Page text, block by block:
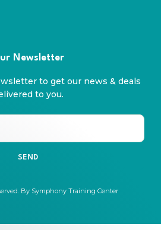
Newsletter
to get our news & deals
to you.
SEND
By Symphony Training Center